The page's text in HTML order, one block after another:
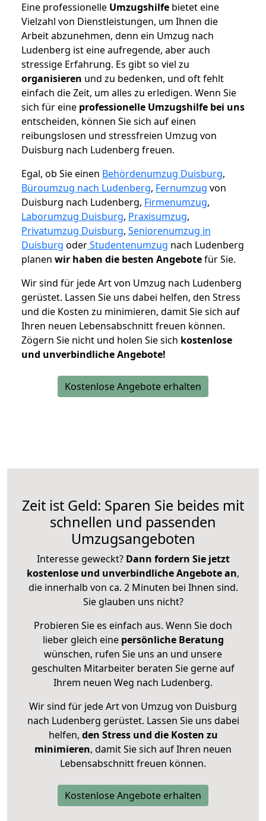
Eine professionelle Umzugshilfe bietet eine
Vielzahl von Dienstleistungen, um Ihnen die
Arbeit abzunehmen, denn ein Umzug nach
Ludenberg ist eine aufregende, aber auch
stressige Erfahrung. Es gibt so viel zu
organisieren und zu bedenken, und oft fehlt
einfach die Zeit, um alles zu erledigen. Wenn Sie
sich für eine professionelle Umzugshilfe bei uns
entscheiden, können Sie sich auf einen
reibungslosen und stressfreien Umzug von
Duisburg nach Ludenberg freuen.
Egal, ob Sie einen Behördenumzug Duisburg,
Büroumzug nach Ludenberg, Fernumzug von
Duisburg nach Ludenberg, Firmenumzug,
Laborumzug Duisburg, Praxisumzug,
Privatumzug Duisburg, Seniorenumzug in
Duisburg oderStudentenumzug nach Ludenberg
planen wir haben die besten Angebotefür Sie.
Wir sind für jede Art von Umzug nach Ludenberg
gerüstet. Lassen Sie uns dabei helfen, den Stress
und die Kosten zu minimieren, damit Sie sich auf
Ihren neuen Lebensabschnitt freuen können.
Zögern Sie nicht und holen Sie sich kostenlose
und unverbindliche Angebote!
Kostenlose Angebote erhalten
Zeit ist Geld: Sparen Sie beides mit
schnellen und passenden
Umzugsangeboten
Interesse geweckt? Dann fordern Sie jetzt
kostenlose und unverbindliche Angebote an,
die innerhalb von ca. 2 Minuten bei Ihnen sind.
Sie glauben uns nicht?
Probieren Sie es einfach aus. Wenn Sie doch
lieber gleich eine persönliche Beratung
wünschen, rufen Sie uns an und unsere
geschulten Mitarbeiter beraten Sie gerne auf
Ihrem neuen Weg nach Ludenberg.
Wir sind für jede Art von Umzug von Duisburg
nach Ludenberg gerüstet. Lassen Sie uns dabei
helfen, den Stress und die Kosten zu
minimieren, damit Sie sich auf Ihren neuen
Lebensabschnitt freuen können.
Kostenlose Angebote erhalten